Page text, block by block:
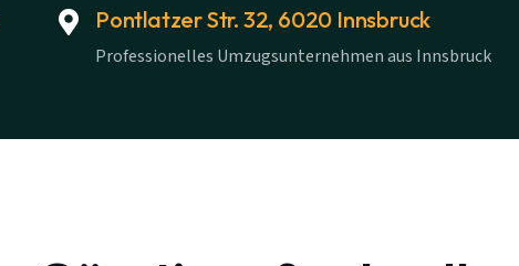
Pontlatzer Str. 32, 6020 Innsbruck
Professionelles Umzugsunternehmen aus Innsbruck